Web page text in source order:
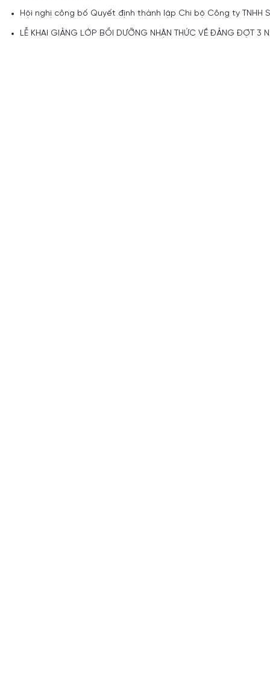
Hội nghị công bố Quyết định thành lập Chi bộ Công ty TNHH
LỄ KHAI GIẢNG LỚP BỒI DƯỠNG NHẬN THỨC VỀ ĐẢNG ĐỢT 3